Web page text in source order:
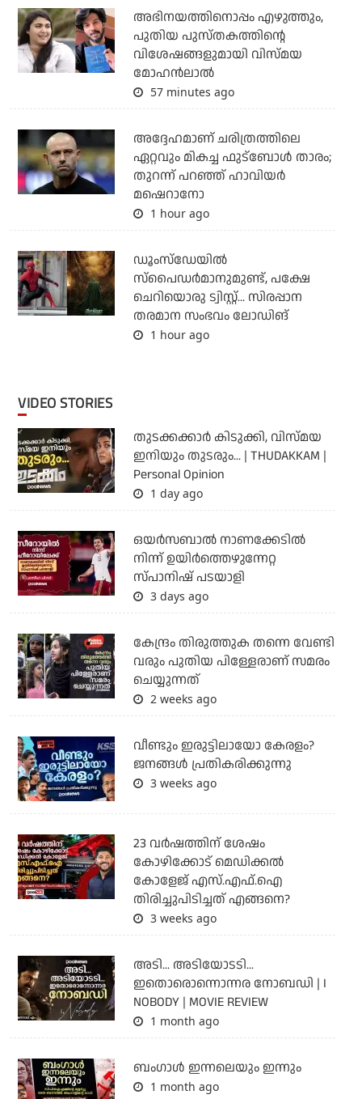
അഭിനയത്തിനൊപ്പം എഴുത്തും,
പുതിയ പുസ്തകത്തിന്റെ
വിശേഷങ്ങളുമായി വിസ്മയ
മോഹൻലാൽ
57 minutes ago
അദ്ദേഹമാണ് ചരിത്രത്തിലെ
ഏറ്റവും മികച്ച ഫുട്‌ബോള്‍ താരം;
തുറന്ന് പറഞ്ഞ് ഹാവിയര്‍
മഷെറാനോ
1 hour ago
ഡൂംസ്‌ഡേയില്‍
സ്‌പൈഡര്‍മാനുമുണ്ട്, പക്ഷേ
ചെറിയൊരു ട്വിസ്റ്റ്... സിരപ്പാന
തരമാന സംഭവം ലോഡിങ്
1 hour ago
VIDEO STORIES
തുടക്കക്കാര്‍ കിടുക്കി, വിസ്മയ
ഇനിയും തുടരും... | THUDAKKAM |
Personal Opinion
1 day ago
ഒയര്‍സബാൽ നാണക്കേടിൽ
നിന്ന് ഉയിർത്തെഴുന്നേറ്റ
സ്പാനിഷ് പടയാളി
3 days ago
കേന്ദ്രം തിരുത്തുക തന്നെ വേണ്ടി
വരും പുതിയ പിള്ളേരാണ് സമരം
ചെയ്യുന്നത്
2 weeks ago
വീണ്ടും ഇരുട്ടിലായോ കേരളം?
ജനങ്ങൾ പ്രതികരിക്കുന്നു
3 weeks ago
23 വർഷത്തിന് ശേഷം
കോഴിക്കോട് മെഡിക്കൽ
കോളേജ് എസ്.എഫ്.ഐ
തിരിച്ചുപിടിച്ചത് എങ്ങനെ?
3 weeks ago
അടി... അടിയോടടി...
ഇതൊരൊന്നൊന്നര നോബഡി | I
NOBODY | MOVIE REVIEW
1 month ago
ബംഗാള്‍ ഇന്നലെയും ഇന്നും
1 month ago